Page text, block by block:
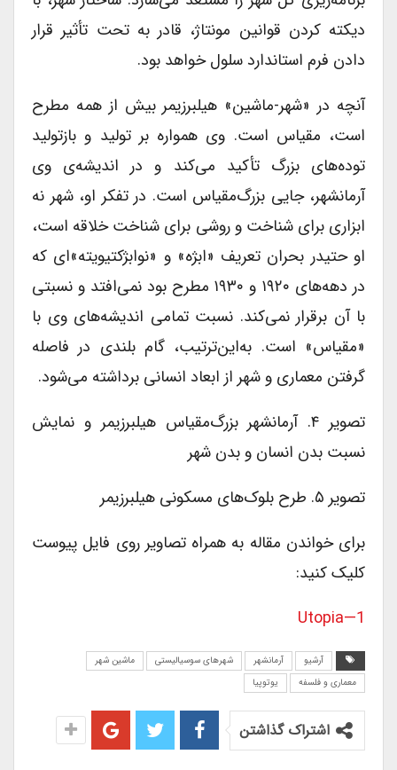
دیکته کردن قوانین مونتاژ، قادر به تحت تأثیر قرار
دادن فرم استاندارد سلول خواهد بود.
آنچه در «شهر-ماشین» هیلبرزیمر بیش از همه مطرح
است، مقیاس است. وی همواره بر تولید و بازتولید
توده‌های بزرگ تأکید می‌کند و در اندیشه‌ی وی
آرمانشهر، جایی بزرگ‌مقیاس است. در تفکر او، شهر نه
ابزاری برای شناخت و روشی برای شناخت خلاقه است،
او حتیدر بحران تعریف «ابژه» و «نوابژکتیویته»‌ای که
در دهه‌های ۱۹۲۰ و ۱۹۳۰ مطرح بود نمی‌افتد و نسبتی
با آن برقرار نمی‌کند. نسبت تمامی اندیشه‌های وی با
«مقیاس» است. به‌این‌ترتیب، گام بلندی در فاصله
گرفتن معماری و شهر از ابعاد انسانی برداشته می‌شود.
تصویر ۴. آرمانشهر بزرگ‌مقیاس هیلبرزیمر و نمایش
نسبت بدن انسان و بدن شهر
تصویر ۵. طرح بلوک‌های مسکونی هیلبرزیمر
برای خواندن مقاله به همراه تصاویر روی فایل پیوست
کلیک کنید:
Utopia—1
آرشیو آرمانشهر شهرهای سوسیالیستی
ماشین شهر
معماری و فلسفه
یوتوپیا
اشتراک گذاشتن